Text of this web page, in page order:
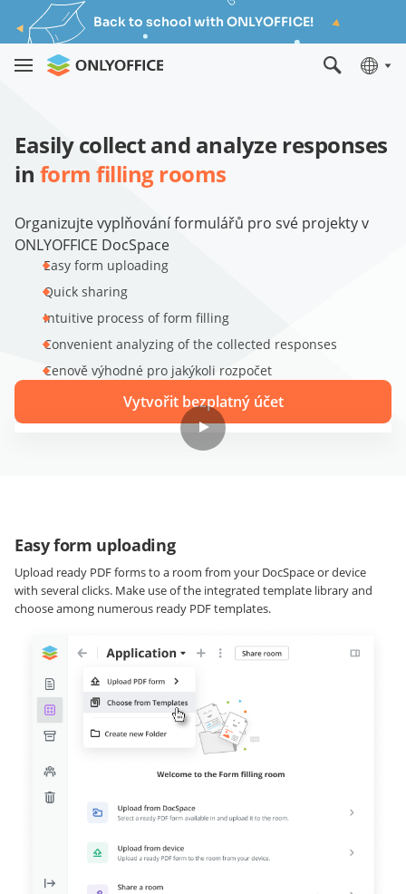
Back to school with ONLYOFFICE!
Easily collect and analyze responses
in form filling rooms
Organizujte vyplňování formulářů pro své projekty v
ONLYOFFICE DocSpace
Easy form uploading
Quick sharing
Intuitive process of form filling
Convenient analyzing of the collected responses
Cenově výhodné pro jakýkoli rozpočet
Vytvořit bezplatný účet
Easy form uploading
Upload ready PDF forms to a room from your DocSpace or device
with several clicks. Make use of the integrated template library and
choose among numerous ready PDF templates.